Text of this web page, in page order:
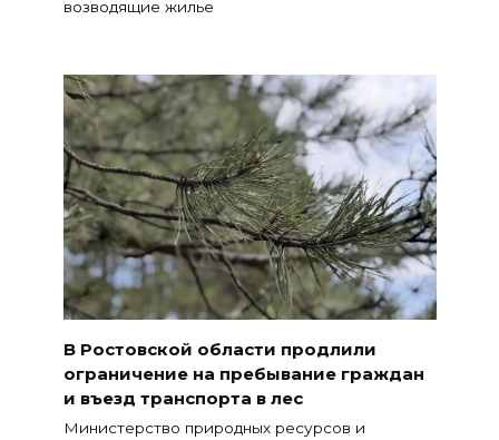
возводящие жилье
В Ростовской области продлили
ограничение на пребывание граждан
и въезд транспорта в лес
Министерство природных ресурсов и